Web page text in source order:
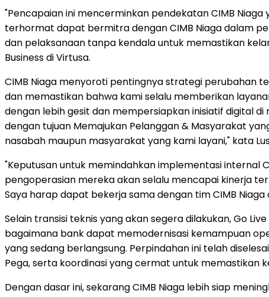
"Pencapaian ini mencerminkan pendekatan CIMB
terhormat dapat bermitra dengan CIMB Niaga dalam
dan pelaksanaan tanpa kendala untuk memastikan
Business di Virtusa.
CIMB Niaga menyoroti pentingnya strategi perubahan
dan memastikan bahwa kami selalu memberikan
dengan lebih gesit dan mempersiapkan inisiatif digital
dengan tujuan Memajukan Pelanggan & Masyarakat
nasabah maupun masyarakat yang kami layani," kata
"Keputusan untuk memindahkan implementasi internal
pengoperasian mereka akan selalu mencapai kinerja
Saya harap dapat bekerja sama dengan tim CIMB
Selain transisi teknis yang akan segera dilakukan, Go
bagaimana bank dapat memodernisasi kemampuan
yang sedang berlangsung. Perpindahan ini telah
Pega, serta koordinasi yang cermat untuk memastikan
Dengan dasar ini, sekarang CIMB Niaga lebih siap